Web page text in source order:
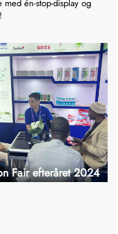
én-stop-display og
Fair efteråret 2024